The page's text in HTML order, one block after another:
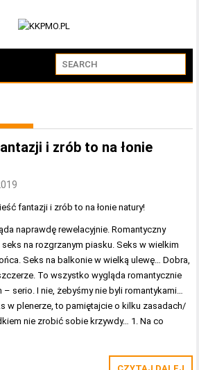
i zrób to na łonie
naprawdę rewelacyjnie. Romantyczny
na rozgrzanym piasku. Seks w wielkim
Seks na balkonie w wielką ulewę… Dobra,
To wszystko wygląda romantycznie
serio. I nie, żebyśmy nie byli romantykami…
w plenerze, to pamiętajcie o kilku zasadach/
nie zrobić sobie krzywdy… 1. Na co